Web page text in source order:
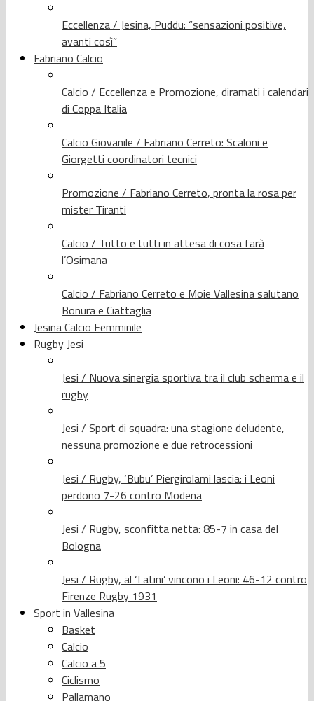
Eccellenza / Jesina, Puddu: “sensazioni positive,
avanti così”
Fabriano Calcio
Calcio / Eccellenza e Promozione, diramati i calendari
di Coppa Italia
Calcio Giovanile / Fabriano Cerreto: Scaloni e
Giorgetti coordinatori tecnici
Promozione / Fabriano Cerreto, pronta la rosa per
mister Tiranti
Calcio / Tutto e tutti in attesa di cosa farà
l’Osimana
Calcio / Fabriano Cerreto e Moie Vallesina salutano
Bonura e Ciattaglia
Jesina Calcio Femminile
Rugby Jesi
Jesi / Nuova sinergia sportiva tra il club scherma e il
rugby
Jesi / Sport di squadra: una stagione deludente,
nessuna promozione e due retrocessioni
Jesi / Rugby, ‘Bubu’ Piergirolami lascia: i Leoni
perdono 7-26 contro Modena
Jesi / Rugby, sconfitta netta: 85-7 in casa del
Bologna
Jesi / Rugby, al ‘Latini’ vincono i Leoni: 46-12 contro
Firenze Rugby 1931
Sport in Vallesina
Basket
Calcio
Calcio a 5
Ciclismo
Pallamano